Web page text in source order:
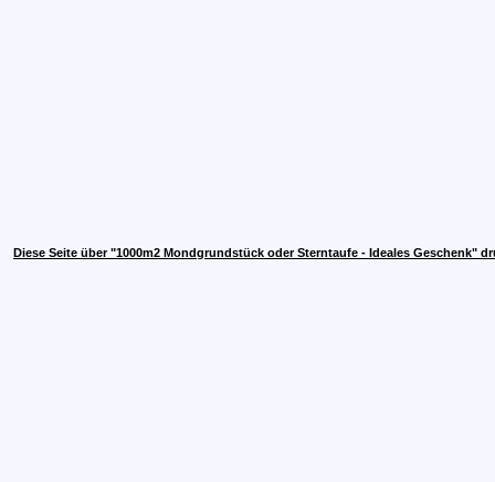
Diese Seite über "1000m2 Mondgrundstück oder Sterntaufe - Ideales Geschenk"